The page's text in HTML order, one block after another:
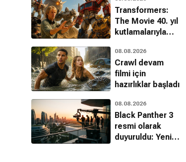
görkemli bir
dönüş yapıyor
Transformers:
The Movie 40. yıl
kutlamalarıyla
dönüyor
08.08.2026
Crawl devam
filmi için
hazırlıklar başladı
08.08.2026
Black Panther 3
resmi olarak
duyuruldu: Yeni